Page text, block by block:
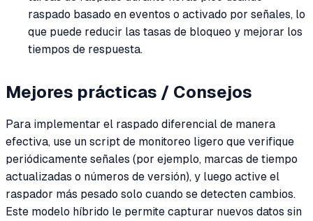
raspado basado en eventos o activado por señales, lo
que puede reducir las tasas de bloqueo y mejorar los
tiempos de respuesta.
Mejores prácticas / Consejos
Para implementar el raspado diferencial de manera
efectiva, use un script de monitoreo ligero que verifique
periódicamente señales (por ejemplo, marcas de tiempo
actualizadas o números de versión), y luego active el
raspador más pesado solo cuando se detecten cambios.
Este modelo híbrido le permite capturar nuevos datos sin